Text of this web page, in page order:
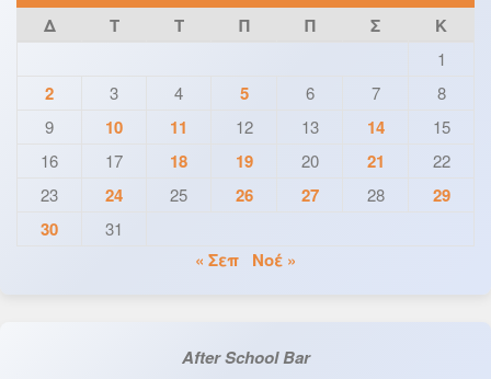
Δ Τ Τ Π Π Σ Κ
1
2 3 4 5 6 7
8
9
10 11 12 13 14
15
16
17 18 19 20 21
22
23
24 25 26 27 28
29
30
31
« Σεπ Νοέ »
After School Bar